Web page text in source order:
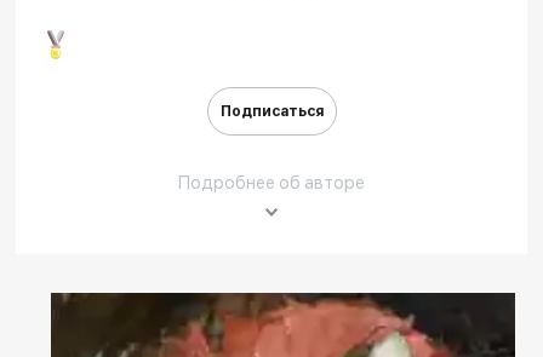
О нас
Контакты
Подписаться
Подробнее об авторе